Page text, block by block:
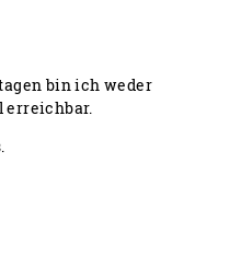
bin ich weder
erreichbar.